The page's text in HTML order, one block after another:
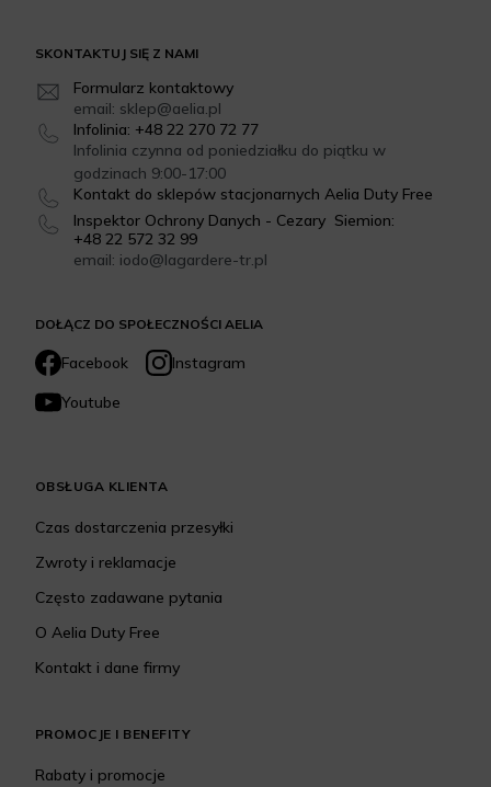
DOŁĄCZ DO SPOŁECZNOŚCI AELIA
Facebook
Instagram
Youtube
SKONTAKTUJ SIĘ Z NAMI
Formularz kontaktowy
email: sklep@aelia.pl
Infolinia: +48 22 270 72 77
Infolinia czynna od poniedziałku do piątku w
godzinach 9:00-17:00
Kontakt do sklepów stacjonarnych Aelia Duty Free
Inspektor Ochrony Danych - Cezary Siemion:
+48 22 572 32 99
email: iodo@lagardere-tr.pl
OBSŁUGA KLIENTA
Czas dostarczenia przesyłki
Zwroty i reklamacje
Często zadawane pytania
O Aelia Duty Free
Kontakt i dane firmy
PROMOCJE I BENEFITY
Rabaty i promocje